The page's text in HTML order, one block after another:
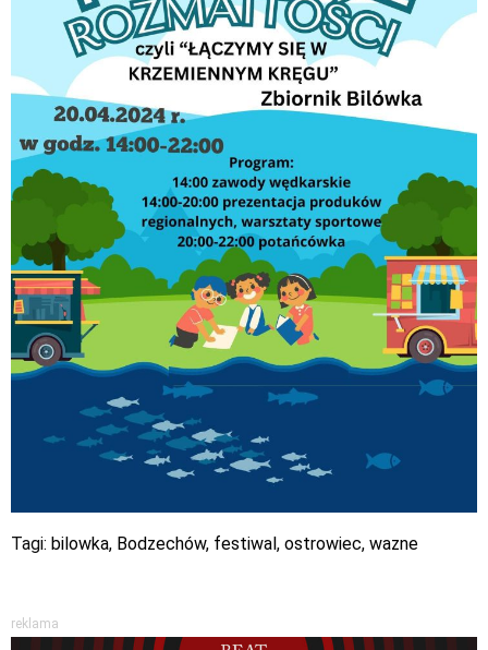
Tagi: bilowka, Bodzechów, festiwal , ostrowiec, wazne
reklama